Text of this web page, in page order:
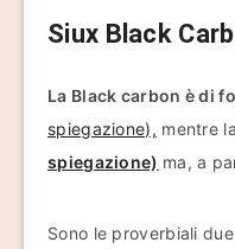
Siux Black
La Black carbon è di
spiegazione), mentre
spiegazione) ma, a
Sono le proverbiali